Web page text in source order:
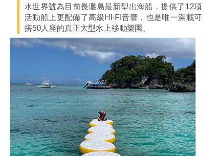
水世界號為目前長灘島最新型出海船，提供了12項
活動船上更配備了高級HI-FI音響，也是唯一滿載可
搭50人座的真正大型水上移動樂園。